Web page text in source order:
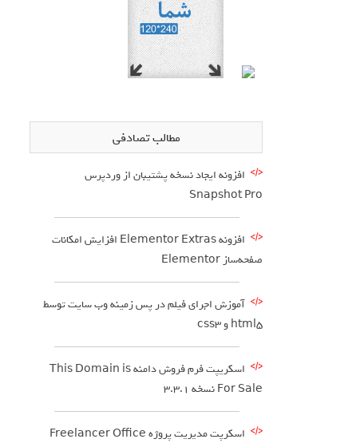
مطالب تصادفی
افزونه ایجاد نسخه پشتیبان از وردپرس
Snapshot Pro
افزونه Elementor Extras افزایش امکانات
صفحه‌ساز Elementor
آموزش اجرای فیلم در پس زمینه وب سایت توسط
html5 و css3
اسکریپت فرم فروش دامنه This Domain is
For Sale نسخه 3.3.1
اسکرپت مدیریت پروژه Freelancer Office